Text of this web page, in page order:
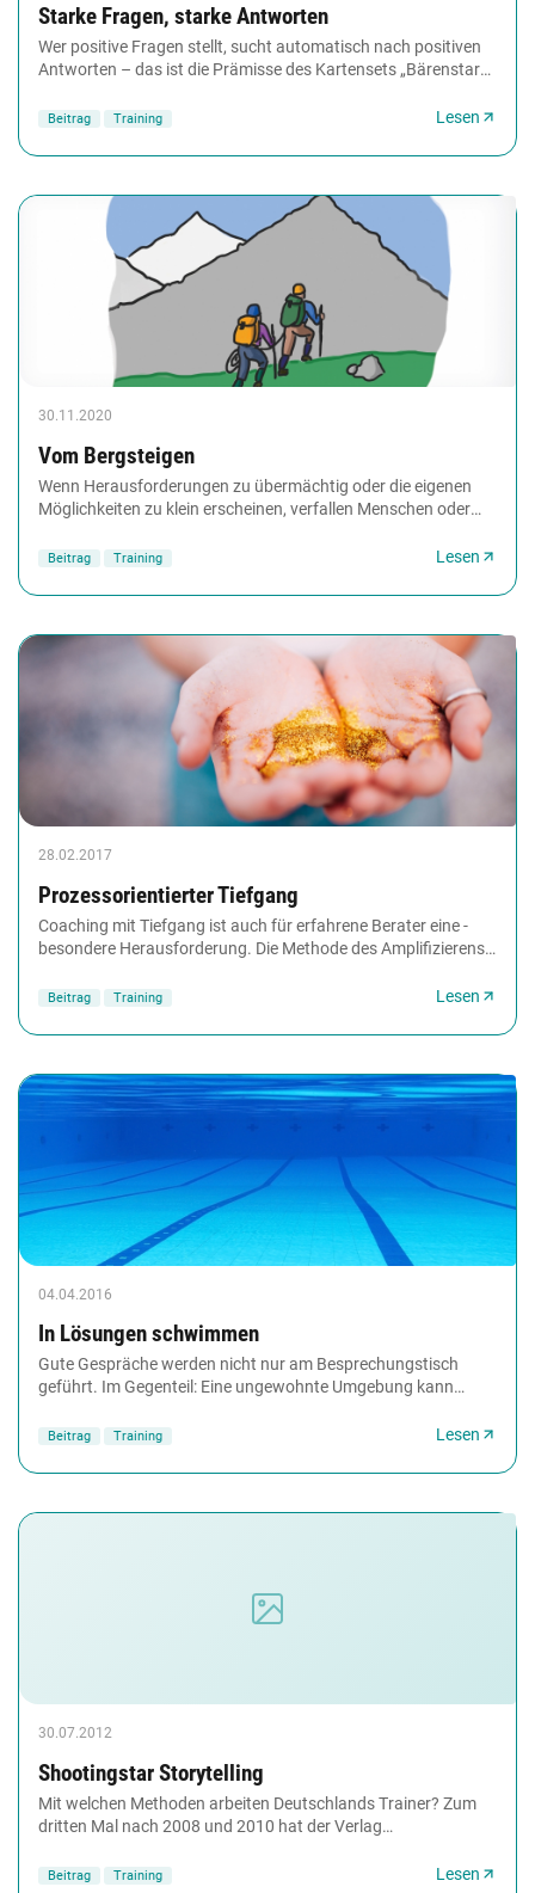
Starke Fragen, starke Antworten
Wer positive Fragen stellt, sucht automatisch nach positiven
Antworten – das ist die Prämisse des Kartensets „Bärenstarke
Beitrag Training Lesen
30.11.2020
Vom Bergsteigen
Wenn Herausforderungen zu übermächtig oder die eigenen
Möglichkeiten zu klein erscheinen, verfallen Menschen oder
Beitrag Training Lesen
28.02.2017
Prozessorientierter Tiefgang
Coaching mit Tiefgang ist auch für erfahrene Berater eine ­
besondere Herausforderung. Die Methode des Amplifizierens
Beitrag Training Lesen
04.04.2016
In Lösungen schwimmen
Gute Gespräche werden nicht nur am Besprechungstisch
geführt. Im Gegenteil: Eine ungewohnte Umgebung kann
Beitrag Training Lesen
30.07.2012
Shootingstar Storytelling
Mit welchen Methoden arbeiten Deutschlands Trainer? Zum
dritten Mal nach 2008 und 2010 hat der Verlag
Beitrag Training Lesen